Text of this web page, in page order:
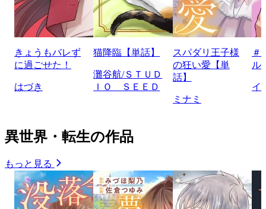
きょうもバレず
に過ごせた！
はづき
猫降臨【単話】
灘谷航/ＳＴＵＤ
ＩＯ ＳＥＥＤ
スパダリ王子様
の狂い愛【単
話】
ミナミ
＃
ル
イ
異世界・転生の作品
もっと見る